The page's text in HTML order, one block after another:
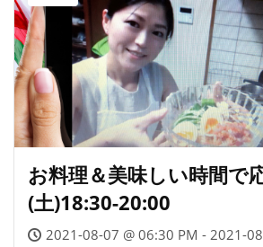
お料理＆美味しい時間で
(土)18:30-20:00
2021-08-07 @ 06:30 PM - 2021-